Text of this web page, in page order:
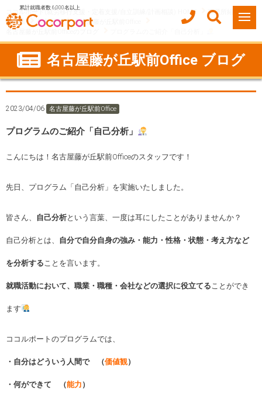
累計就職者数 6,000名以上
ココルポート(就労移行支援・定着支援/自立訓練/計画相談) HOME
事業所紹介
愛知県
名古屋市
名古屋藤が丘駅前Office
名古屋藤が丘駅前Officeのブログ
名古屋藤が丘駅前Office ブログ
2023/04/06 名古屋藤が丘駅前Office
プログラムのご紹介「自己分析」
こんにちは！名古屋藤が丘駅前Officeのスタッフです！
先日、プログラム「自己分析」を実施いたしました。
皆さん、 自己分析という言葉、一度は耳にしたことがありませんか？
自己分析とは、 自分で自分自身の強み・能力・性格・状態・考え方など
を分析することを言います。
就職活動において、職業・職種・会社などの選択に役立てることができ
ます
ココルポートのプログラムでは、
・自分はどういう人間で （価値観）
・何ができて （能力 ）